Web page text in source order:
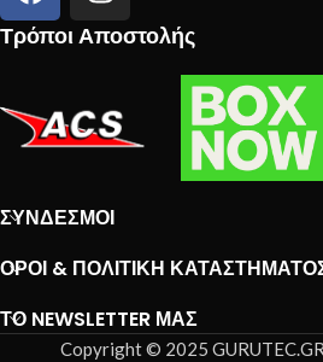
Τρόποι Αποστολής
ΣΎΝΔΕΣΜΟΙ
ΌΡΟΙ & ΠΟΛΙΤΙΚΉ
ΤΟ NEWSLETTER ΜΑΣ
Copyright © 2025